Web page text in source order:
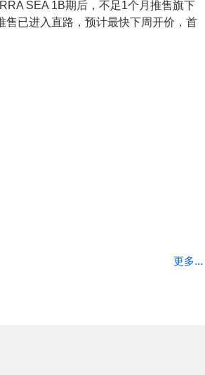
SEA 1B期后，不足1个月推售旗下
已进入直路，预计最快下周开价，首
更多...